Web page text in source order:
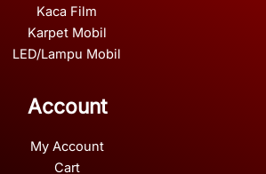
Kaca Film
Karpet Mobil
LED/Lampu Mobil
Account
My Account
Cart